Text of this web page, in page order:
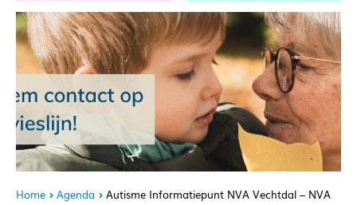
Home Agenda
Autisme Informatiepunt NVA Vechtdal – NVA